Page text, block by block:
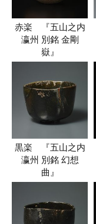
赤楽 『五山之内
瀛州 別銘 金剛
嶽』
黒楽 『五山之内
瀛州 別銘 幻想
曲』